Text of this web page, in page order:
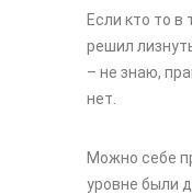
Если кто то в
решил
– не знаю,
нет.
Можно себе
уровне были